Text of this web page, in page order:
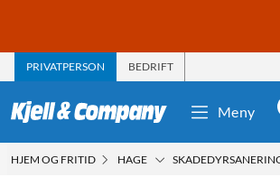
PRIVATPERSON BEDRIFT
Meny
HJEM OG FRITID HAGE